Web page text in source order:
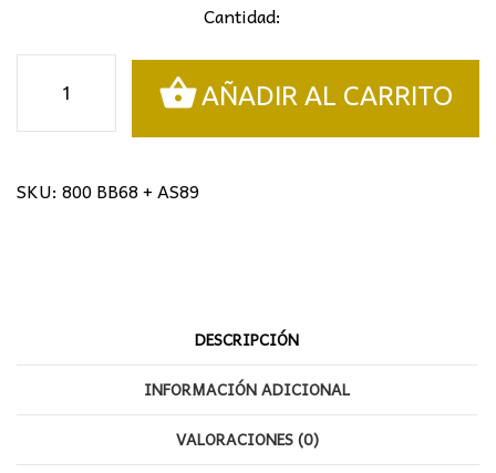
Cantidad:
tiffany
telaraña
AÑADIR AL CARRITO
SKU: 800 BB68 + AS89
DESCRIPCIÓN
INFORMACIÓN ADICIONAL
VALORACIONES (0)